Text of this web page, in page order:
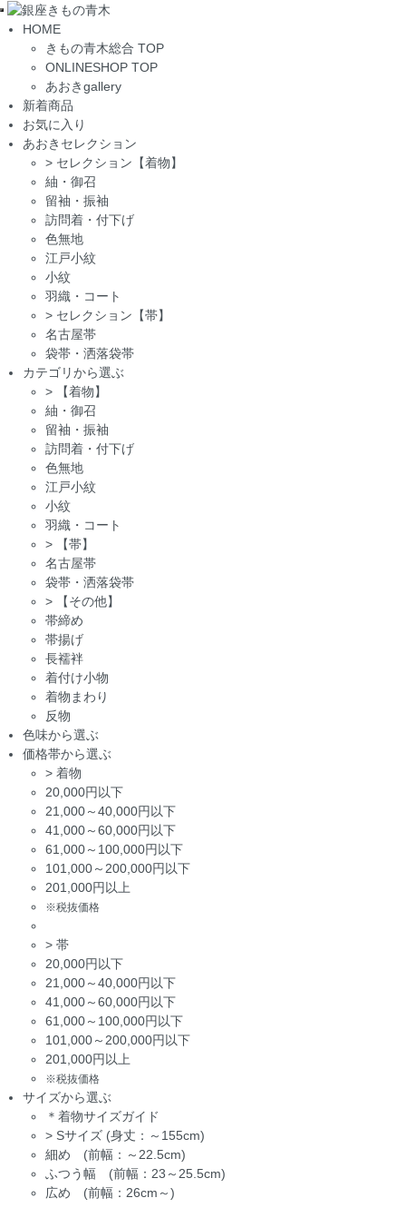
Toggle
navigation
HOME
きもの青木総合 TOP
ONLINESHOP TOP
あおきgallery
新着商品
お気に入り
あおきセレクション
> セレクション【着物】
紬・御召
留袖・振袖
訪問着・付下げ
色無地
江戸小紋
小紋
羽織・コート
> セレクション【帯】
名古屋帯
袋帯・洒落袋帯
カテゴリから選ぶ
>
【着物】
紬・御召
留袖・振袖
訪問着・付下げ
色無地
江戸小紋
小紋
羽織・コート
>
【帯】
名古屋帯
袋帯・洒落袋帯
>
【その他】
帯締め
帯揚げ
長襦袢
着付け小物
着物まわり
反物
色味から選ぶ
価格帯から選ぶ
> 着物
20,000円以下
21,000～40,000円以下
41,000～60,000円以下
61,000～100,000円以下
101,000～200,000円以下
201,000円以上
※税抜価格
> 帯
20,000円以下
21,000～40,000円以下
41,000～60,000円以下
61,000～100,000円以下
101,000～200,000円以下
201,000円以上
※税抜価格
サイズから選ぶ
＊着物サイズガイド
> Sサイズ (身丈：～155cm)
細め (前幅：～22.5cm)
ふつう幅 (前幅：23～25.5cm)
広め (前幅：26cm～)